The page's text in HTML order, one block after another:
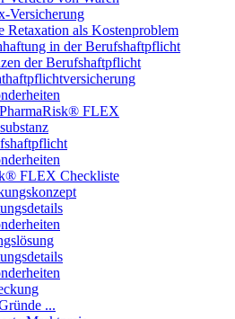
Versicherung
Retaxation als Kostenproblem
in der Berufshaftpflicht
der Berufshaftpflicht
FLEX
FLEX Checkliste
...